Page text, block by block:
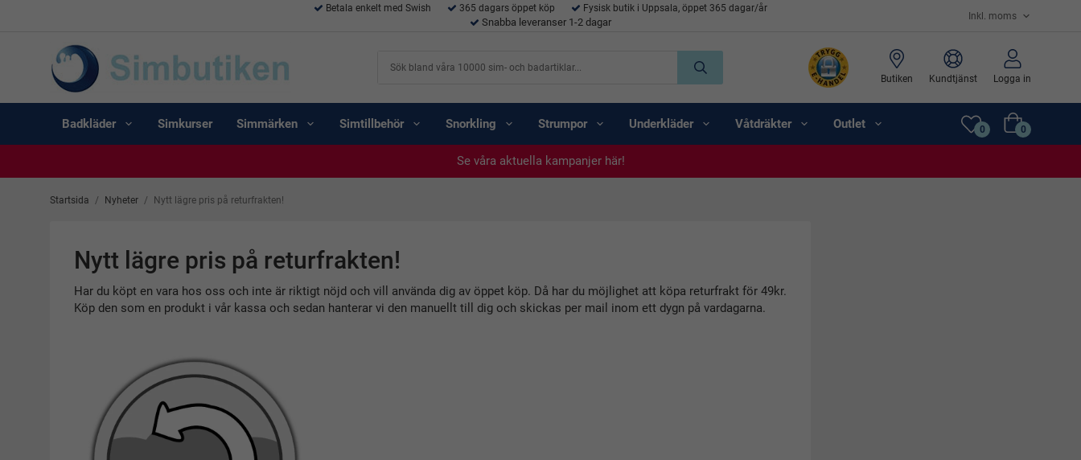
Betala enkelt med Swish 365 dagars öppet köp Fysisk butik i Uppsala, öppet 365 dagar/år
Snabba leveranser 1-2 dagar
Butiken Kundtjänst Logga in
Badkläder Simkurser Simmärken Simtillbehör Snorkling Strumpor Underkläder Våtdräkter Outlet 0 0
Se våra aktuella kampanjer här!
Se våra aktuella kampanjer här!
Se våra aktuella kampanjer här!
Se våra aktuella kampanjer här!
Startsida / Nyheter / Nytt lägre pris på returfrakten!
Nytt lägre pris på returfrakten!
Har du köpt en vara hos oss och inte är riktigt nöjd och vill använda dig av öppet köp. Då har du möjlighet att köpa returfrakt för 49kr.
Köp den som en produkt i vår kassa och sedan hanterar vi den manuellt till dig och skickas per mail inom ett dygn på vardagarna.